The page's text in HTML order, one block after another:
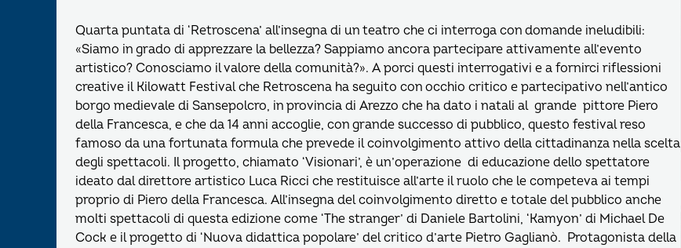
Quarta puntata di ‘Retroscena’ all’insegna di un teatro che ci interroga con domande ineludibili:
«Siamo in grado di apprezzare la bellezza? Sappiamo ancora partecipare attivamente all’evento
artistico? Conosciamo il valore della comunità?». A porci questi interrogativi e a fornirci riflessioni
creative il Kilowatt Festival che Retroscena ha seguito con occhio critico e partecipativo nell’antico
borgo medievale di Sansepolcro, in provincia di Arezzo che ha dato i natali al grande pittore Piero
della Francesca, e che da 14 anni accoglie, con grande successo di pubblico, questo festival reso
famoso da una fortunata formula che prevede il coinvolgimento attivo della cittadinanza nella scelta
degli spettacoli. Il progetto, chiamato ‘Visionari’, è un’operazione di educazione dello spettatore
ideato dal direttore artistico Luca Ricci che restituisce all’arte il ruolo che le competeva ai tempi
proprio di Piero della Francesca. All’insegna del coinvolgimento diretto e totale del pubblico anche
molti spettacoli di questa edizione come ‘The stranger’ di Daniele Bartolini, ‘Kamyon’ di Michael De
Cock e il progetto di ‘Nuova didattica popolare’ del critico d’arte Pietro Gaglianò. Protagonista della